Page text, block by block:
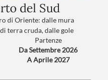
del Sud
di Oriente: dalle mura
terra cruda, dalle gole
del Sahara. Un percorso
palmeti leggendari e villaggi
Marocco dei contrasti e
Partenze
Da Settembre 2026
A Aprile 2027